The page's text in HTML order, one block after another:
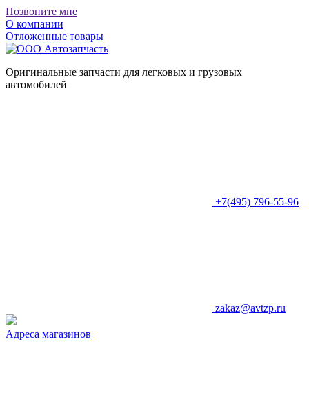
Позвоните мне
О компании
Отложенные товары
Оригинальные запчасти для легковых и грузовых
автомобилей
+7(495) 796-55-96
zakaz@avtzp.ru
Адреса магазинов